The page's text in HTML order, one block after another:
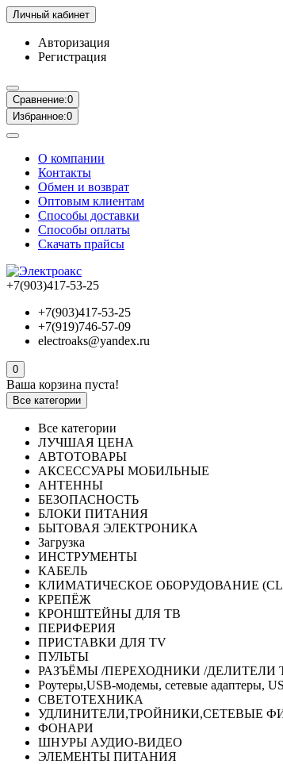
Личный кабинет
Авторизация
Регистрация
Сравнение:0
Избранное:0
О компании
Контакты
Обмен и возврат
Оптовым клиентам
Способы доставки
Способы оплаты
Скачать прайсы
+7(903)417-53-25
+7(903)417-53-25
+7(919)746-57-09
electroaks@yandex.ru
0
Ваша корзина пуста!
Все категории
Все категории
ЛУЧШАЯ ЦЕНА
АВТОТОВАРЫ
АКСЕССУАРЫ МОБИЛЬНЫЕ
АНТЕННЫ
БЕЗОПАСНОСТЬ
БЛОКИ ПИТАНИЯ
БЫТОВАЯ ЭЛЕКТРОНИКА
Загрузка
ИНСТРУМЕНТЫ
КАБЕЛЬ
КЛИМАТИЧЕСКОЕ ОБОРУДОВАНИЕ
КРЕПЁЖ
КРОНШТЕЙНЫ ДЛЯ ТВ
ПЕРИФЕРИЯ
ПРИСТАВКИ ДЛЯ TV
ПУЛЬТЫ
РАЗЪЁМЫ /ПЕРЕХОДНИКИ /ДЕЛИТЕЛИ
Роутеры,USB-модемы, сетевые адаптеры,
СВЕТОТЕХНИКА
УДЛИНИТЕЛИ,ТРОЙНИКИ,СЕТЕВЫЕ
ФОНАРИ
ШНУРЫ АУДИО-ВИДЕО
ЭЛЕМЕНТЫ ПИТАНИЯ